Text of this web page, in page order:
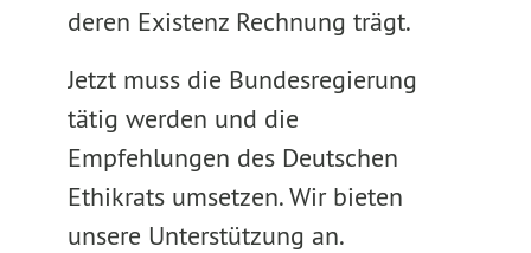
deren Existenz Rechnung trägt.
Jetzt muss die Bundesregierung
tätig werden und die
Empfehlungen des Deutschen
Ethikrats umsetzen. Wir bieten
unsere Unterstützung an.